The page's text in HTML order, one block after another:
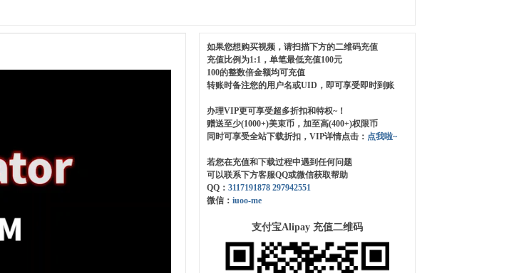
如果您想购买视频，请扫描下方的二维码充值
充值比例为1:1，单笔最低充值100元
100的整数倍金额均可充值
转账时备注您的用户名或UID，即可享受即时到账
办理VIP更可享受超多折扣和特权~！
赠送至少(1000+)美束币，加至高(400+)权限币
同时可享受全站下载折扣，VIP详情点击： 点我啦~
若您在充值和下载过程中遇到任何问题
可以联系下方客服QQ或微信获取帮助
QQ： 3117191878 297942551
微信： iuoo-me
支付宝Alipay 充值二维码